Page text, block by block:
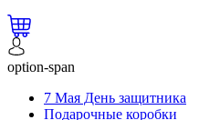
option-span
7 Мая День защитника
Подарочные коробки